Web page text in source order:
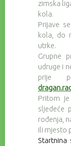
zimska
kola.
Prijave
kola, do
utrke.
Grupne
udruge i
prije
Pritom
sljedeće
rođenja,
ili mjesto
Startnina